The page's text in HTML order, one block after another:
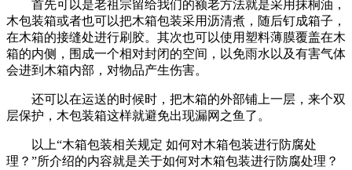
首先可以是老祖宗留给我们的额老方法就是采用抹桐油，
木包装箱或者也可以把木箱包装采用沥清煮，随后钉成箱子，
在木箱的接缝处进行刷胶。其次也可以使用塑料薄膜覆盖在木
箱的内侧，围成一个相对封闭的空间，以免雨水以及有害气体
会进到木箱内部，对物品产生伤害。
还可以在运送的时候时，把木箱的外部铺上一层，来个双
层保护，木包装箱这样就避免出现漏网之鱼了。
以上“木箱包装相关规定 如何对木箱包装进行防腐处
理？”所介绍的内容就是关于如何对木箱包装进行防腐处理？